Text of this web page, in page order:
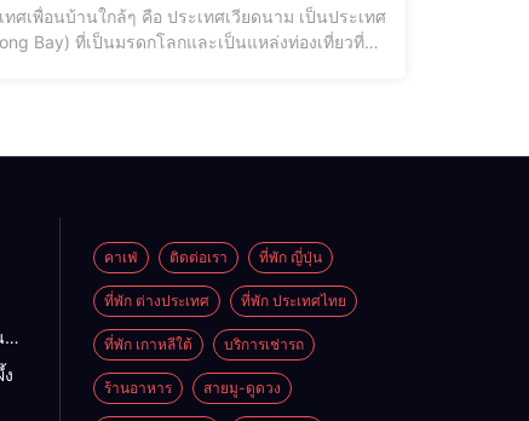
เพื่อนบ้านใกล้ๆ คือ ประเทศเวียดนาม เป็นประเทศ
Bay) ที่เป็นมรดกโลกและเป็นแหล่งท่องเที่ยวที่
ดี
คาเฟ่ ติดต่อเรา ที่พัก ญี่ปุ่น
ที่พัก ต่างประเทศ ที่พัก ประเทศไทย
ที่พัก เกาหลีใต้ บริการเช่ารถ
ร้านอาหาร สายมู-ดูดวง